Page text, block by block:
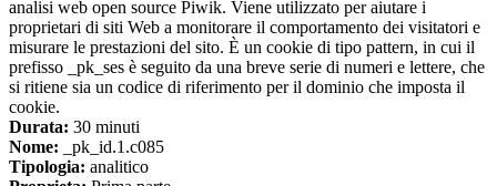
analisi web open source Piwik. Viene utilizzato per aiutare i
proprietari di siti Web a monitorare il comportamento dei visitatori e
misurare le prestazioni del sito. È un cookie di tipo pattern, in cui il
prefisso _pk_ses è seguito da una breve serie di numeri e lettere, che
si ritiene sia un codice di riferimento per il dominio che imposta il
cookie.
Durata: 30 minuti
Nome: _pk_id.1.c085
Tipologia: analitico